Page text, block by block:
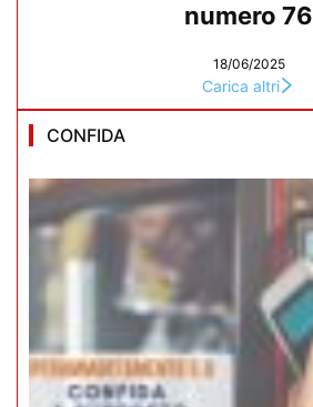
numero 76
18/06/2025
Carica altri
CONFIDA